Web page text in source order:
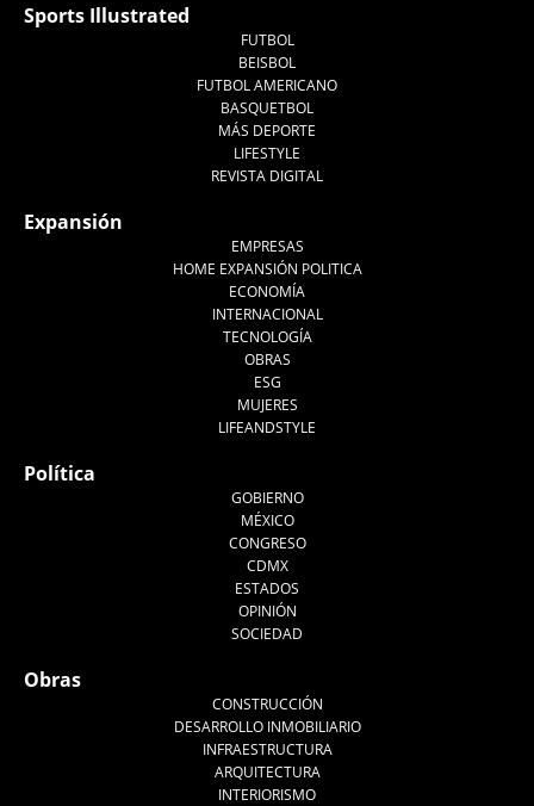
Sports Illustrated
FUTBOL
BEISBOL
FUTBOL AMERICANO
BASQUETBOL
MÁS DEPORTE
LIFESTYLE
REVISTA DIGITAL
Expansión
EMPRESAS
HOME EXPANSIÓN POLITICA
ECONOMÍA
INTERNACIONAL
TECNOLOGÍA
OBRAS
ESG
MUJERES
LIFEANDSTYLE
Política
GOBIERNO
MÉXICO
CONGRESO
CDMX
ESTADOS
OPINIÓN
SOCIEDAD
Obras
CONSTRUCCIÓN
DESARROLLO INMOBILIARIO
INFRAESTRUCTURA
ARQUITECTURA
INTERIORISMO